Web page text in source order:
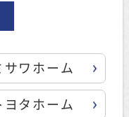
サワホーム
ヨタホーム